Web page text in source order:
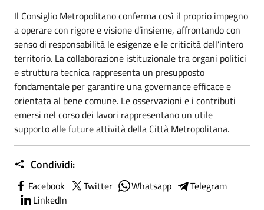
Il Consiglio Metropolitano conferma così il proprio impegno
a operare con rigore e visione d’insieme, affrontando con
senso di responsabilità le esigenze e le criticità dell’intero
territorio. La collaborazione istituzionale tra organi politici
e struttura tecnica rappresenta un presupposto
fondamentale per garantire una governance efficace e
orientata al bene comune. Le osservazioni e i contributi
emersi nel corso dei lavori rappresentano un utile
supporto alle future attività della Città Metropolitana.
Condividi:
Facebook Twitter Whatsapp
Telegram
LinkedIn